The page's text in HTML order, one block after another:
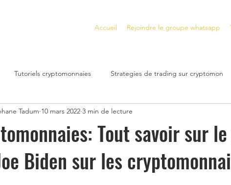
Accueil Rejoindre le groupe whatsapp
Tutoriels cryptomonnaies Strategies de trading sur cryptomon
sur Crypto Plateformes de trading crypto
la Metavers Gagner de l'Argent avec la DeFi
Tout savoir sur
Biden sur les
Tadum 10 mars 2022 3 min de lecture